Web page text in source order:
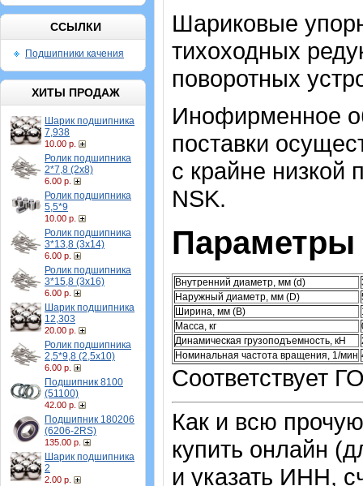
ССЫЛКИ
Подшипники качения
ХИТЫ ПРОДАЖ
Шарик подшипника
7,938
10.00 р.
Ролик подшипника
2*7,8 (2х8)
6.00 р.
Ролик подшипника
5,5*9
10.00 р.
Ролик подшипника
3*13,8 (3х14)
6.00 р.
Ролик подшипника
3*15,8 (3х16)
6.00 р.
Шарик подшипника
12,303
20.00 р.
Ролик подшипника
2,5*9,8 (2,5х10)
6.00 р.
Подшипник 8100
(51100)
42.00 р.
Подшипник 180206
(6206-2RS)
135.00 р.
Шарик подшипника
2
2.00 р.
Шариковые
тихоходных
поворотных
Инофирменное
поставки
с крайне низкой
NSK.
Параметры
Внутренний диаметр, мм (d)
Наружный диаметр, мм (D)
Ширина, мм (B)
Масса, кг
Динамическая грузоподъемность, кН
Номинальная частота вращения, 1/мин
Соответствует
Как и всю
купить онлайн
и указать ИНН,